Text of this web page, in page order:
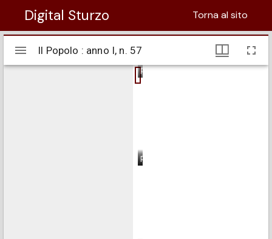
Digital Sturzo Torna al sito
Visualizzatore
Mirador
Il Popolo : anno I, n. 57
pagina 1
pagina 2
pagina 3
Il Popolo : anno I, n. 57